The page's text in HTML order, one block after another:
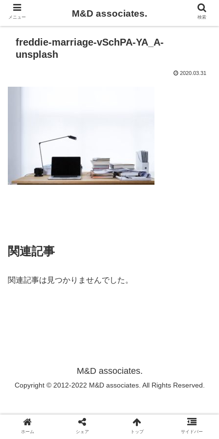
freddie-marriage-vSchPA-YA_A-
unsplash
2020.03.31
関連記事
関連記事は見つかりませんでした。
M&D associates.
Copyright © 2012-2022 M&D associates. All Rights Reserved.
メニュー M&D associates. 検索
ホーム シェア トップ サイドバー